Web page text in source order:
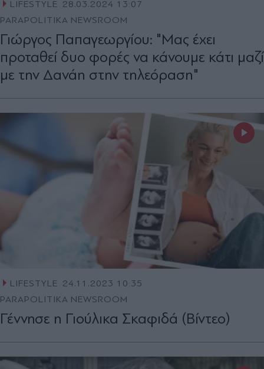
LIFESTYLE
28.03.2024 13:07
PARAPOLITIKA NEWSROOM
Γιώργος Παπαγεωργίου: "Μας έχει
προταθεί δυο φορές να κάνουμε κάτι μαζί
με την Δανάη στην τηλεόραση"
LIFESTYLE 24.11.2023 10:35
PARAPOLITIKA NEWSROOM
Γέννησε η Γιούλικα Σκαφιδά (Βίντεο)